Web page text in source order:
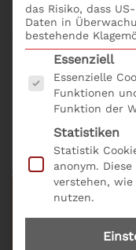
Ertragslage eines
werden kann.
systematische
Schwächen, der
Leistungen, der
der Art, wie der
Liquiditätsbedarf
buchen; bequem
Seminarformular
das Risiko, dass
Daten in
bestehende
Es folgt eine
Essenziell
Essenzielle
Funktionen
Funktion der
Statistiken
Statistik
anonym.
verstehen, wie
nutzen.